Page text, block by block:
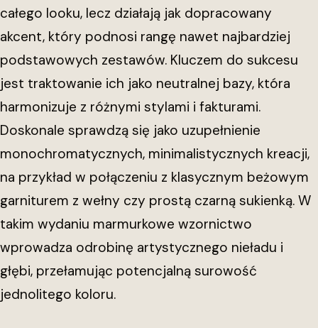
całego looku, lecz działają jak dopracowany
akcent, który podnosi rangę nawet najbardziej
podstawowych zestawów. Kluczem do sukcesu
jest traktowanie ich jako neutralnej bazy, która
harmonizuje z różnymi stylami i fakturami.
Doskonale sprawdzą się jako uzupełnienie
monochromatycznych, minimalistycznych kreacji,
na przykład w połączeniu z klasycznym beżowym
garniturem z wełny czy prostą czarną sukienką. W
takim wydaniu marmurkowe wzornictwo
wprowadza odrobinę artystycznego nieładu i
głębi, przełamując potencjalną surowość
jednolitego koloru.